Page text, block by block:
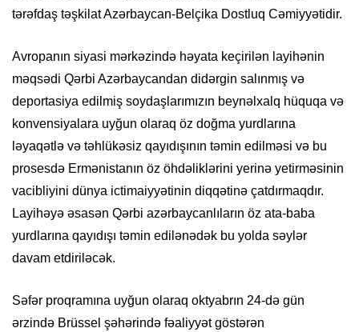
tərəfdaş təşkilat Azərbaycan-Belçika Dostluq Cəmiyyətidir.
Avropanın siyasi mərkəzində həyata keçirilən layihənin
məqsədi Qərbi Azərbaycandan didərgin salınmış və
deportasiya edilmiş soydaşlarımızın beynəlxalq hüquqa və
konvensiyalara uyğun olaraq öz doğma yurdlarına
ləyaqətlə və təhlükəsiz qayıdışının təmin edilməsi və bu
prosesdə Ermənistanın öz öhdəliklərini yerinə yetirməsinin
vacibliyini dünya ictimaiyyətinin diqqətinə çatdırmaqdır.
Layihəyə əsasən Qərbi azərbaycanlıların öz ata-baba
yurdlarına qayıdışı təmin edilənədək bu yolda səylər
davam etdiriləcək.
Səfər proqramına uyğun olaraq oktyabrın 24-də gün
ərzində Brüssel şəhərində fəaliyyət göstərən